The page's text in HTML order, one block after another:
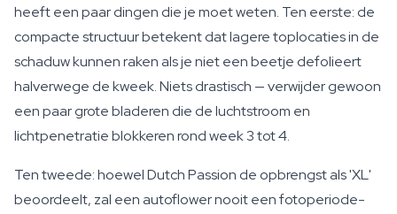
heeft een paar dingen die je moet weten. Ten eerste: de
compacte structuur betekent dat lagere toplocaties in de
schaduw kunnen raken als je niet een beetje defolieert
halverwege de kweek. Niets drastisch — verwijder gewoon
een paar grote bladeren die de luchtstroom en
lichtpenetratie blokkeren rond week 3 tot 4.
Ten tweede: hoewel Dutch Passion de opbrengst als 'XL'
beoordeelt, zal een autoflower nooit een fotoperiode-